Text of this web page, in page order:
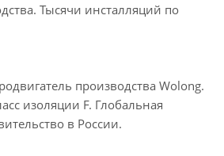
Тысячи инсталляций по
производства Wolong.
изоляции F. Глобальная
в России.